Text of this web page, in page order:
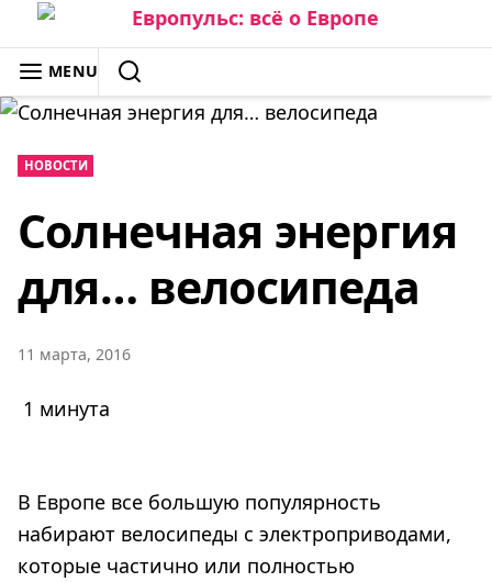
Skip
to
content
ЕВРОПУЛЬС: ВСЁ О ЕВРОПЕ
MENU
SEARCH
НОВОСТИ
Солнечная энергия
для… велосипеда
11 марта, 2016
1 минута
В Европе все большую популярность
набирают велосипеды с электроприводами,
которые частично или полностью